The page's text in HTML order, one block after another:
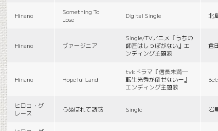
Hinano
Something To
Lose
Digital Single 北
Hinano ヴァージニア
Single/TVアニメ『うちの
師匠はしっぽがない』エ
ンディング主題歌
倉
Hinano Hopeful Land
tvkドラマ『信長未満―
転生光秀が倒せないー』
エンディング主題歌
ヒロコ・グ
レース
うぬぼれて誘惑 Single 岩